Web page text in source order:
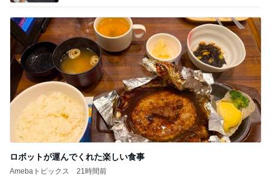
ロボットが運んでくれた楽しい食事
Amebaトピックス 21時間前